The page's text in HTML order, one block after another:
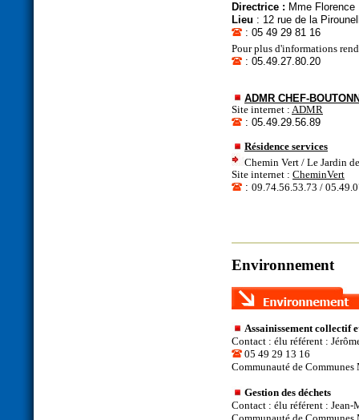
Directrice : Mme Florence
Lieu : 12 rue de la
: 05 49 29 81 16
Pour plus d'informations
: 05.49.27.80.20
ADMR CHEF-
Site internet : ADMR
: 05.49.29.56.89
Résidence services
Chemin Vert / Le Jardin
Site internet : CheminVert
: 09.74.56.53.73 /
Environnement
Assainissement collectif
Contact : élu référent :
05 49 29 13 16
Communauté de
Gestion des déchets
Contact : élu référent : Jean-